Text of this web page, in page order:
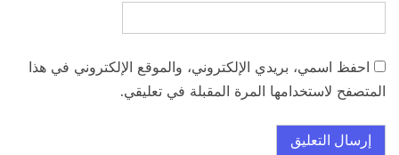
احفظ اسمي، بريدي الإلكتروني، والموقع الإلكتروني في هذا
المتصفح لاستخدامها المرة المقبلة في تعليقي.